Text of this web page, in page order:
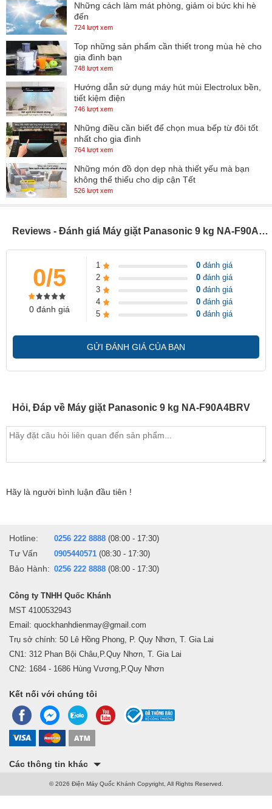
Những cách làm mát phòng, giảm oi bức khi hè
đến
724 lượt xem
Top những sản phẩm cần thiết trong mùa hè cho
gia đình bạn
748 lượt xem
Hướng dẫn sử dụng máy hút mùi Electrolux bền,
tiết kiệm điện
746 lượt xem
Những điều cần biết để chọn mua bếp từ đôi tốt
nhất cho gia đình
764 lượt xem
Những món đồ dọn dẹp nhà thiết yếu mà bạn
không thể thiếu cho dịp cận Tết
526 lượt xem
Reviews - Đánh giá Máy giặt Panasonic 9 kg NA-F90A4BRV
0/5
0 đánh giá
1 0 đánh giá
2
0 đánh giá
3
0 đánh giá
4
0 đánh giá
5
0 đánh giá
GỬI ĐÁNH GIÁ CỦA BẠN
Hỏi, Đáp về Máy giặt Panasonic 9 kg NA-F90A4BRV
Hãy là người bình luận đầu tiên !
Hotline: 0256 222 8888 (08:00 - 17:30)
Tư Vấn 0905440571 (08:30 - 17:30)
Bảo Hành: 0256 222 8888 (08:00 - 17:30)
Công ty TNHH Quốc Khánh
MST 4100532943
Email: quockhanhdienmay@gmail.com
Trụ sở chính: 50 Lê Hồng Phong, P. Quy Nhơn, T. Gia Lai
CN1: 312 Phan Bội Châu,P.Quy Nhơn, T. Gia Lai
CN2: 1684 - 1686 Hùng Vương,P.Quy Nhơn
Kết nối với chúng tôi
Các thông tin khác
© 2026 Điện Máy Quốc Khánh Copyright, All Rights Reserved.